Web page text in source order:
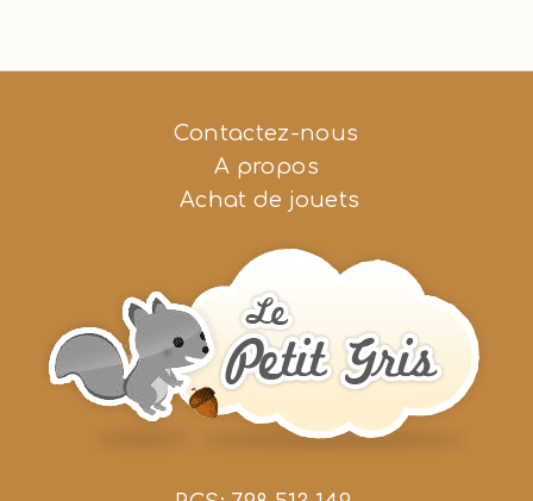
Contactez-nous
A propos
Achat de jouets